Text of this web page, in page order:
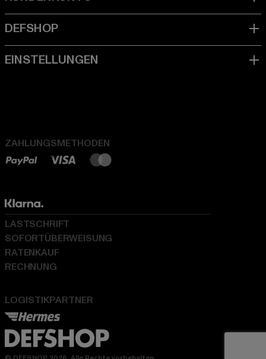
ZAHLUNGSMETHODEN
LOGISTIKPARTNER
LASTSCHRIFT
SOFORTÜBERWEISUNG
RATENKAUF
RECHNUNG